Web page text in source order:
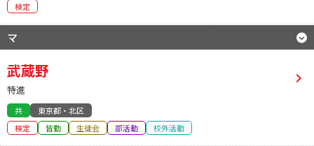
検定
マ
武蔵野
特進
共
東京都・北区
検定
皆勤 生徒会 部活動 校外活動